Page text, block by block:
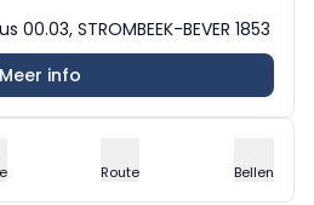
00.03, STROMBEEK-BEVER 1853
Meer info
Route Bellen